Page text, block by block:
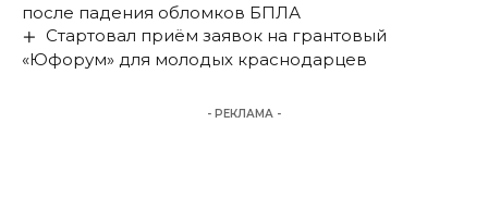
после падения обломков БПЛА
Стартовал приём заявок на грантовый
«Юфорум» для молодых краснодарцев
- РЕКЛАМА -